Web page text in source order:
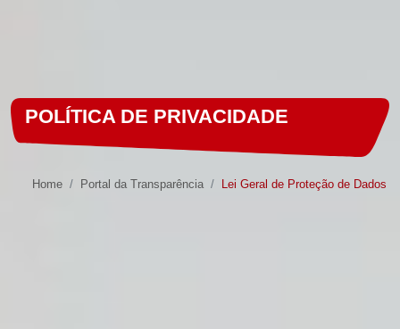
POLÍTICA DE PRIVACIDADE
Home Portal da Transparência Lei Geral de Proteção de Dados